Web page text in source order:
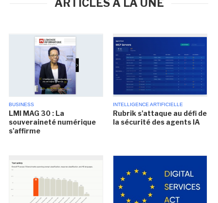
ARTICLES À LA UNE
BUSINESS
LMI MAG 30 : La
souveraineté numérique
s'affirme
INTELLIGENCE ARTIFICIELLE
Rubrik s'attaque au défi de
la sécurité des agents IA